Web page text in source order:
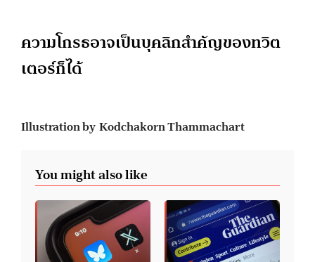
ความโกรธอาจเป็นบุคลิกสำคัญของทวิต
เตอร์ก็ได้
Illustration by Kodchakorn Thammachart
You might also like